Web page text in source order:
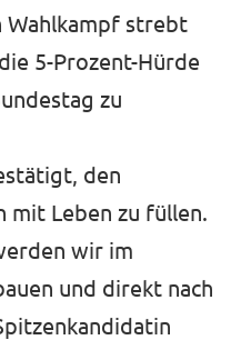
strebt
5-Prozent-Hürde
zu
den
mit Leben zu füllen.
wir im
und direkt nach